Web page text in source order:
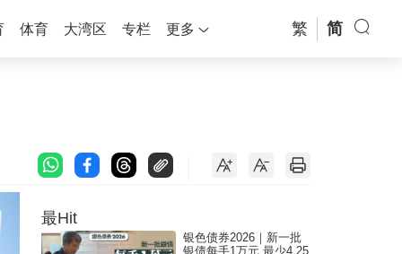
体育 大湾区 专栏 更多 繁 简
最Hit
银色债券2026｜新一批
银债每手1万元 最少4.25